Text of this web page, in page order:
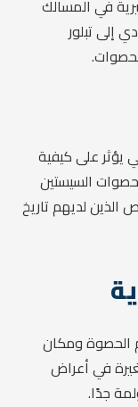
في المسالك
إلى تبلور
يؤثر على كيفية
السيستين
الذين لديهم تاريخ
الحصوة ومكان
في أعراض
جدًا.